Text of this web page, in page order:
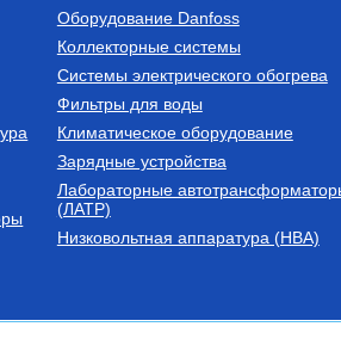
740Руб.
Купить
Оборудование Danfoss
Коллекторные системы
Системы электрического обогрева
Фильтры для воды
Климатическое оборудование
Зарядные устройства
Лабораторные
(ЛАТР)
Низковольтная аппаратура (НВА)